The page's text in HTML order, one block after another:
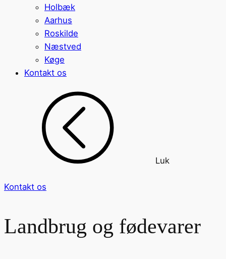
Holbæk
Aarhus
Roskilde
Næstved
Køge
Kontakt os
Luk
Kontakt os
Landbrug og fødevarer